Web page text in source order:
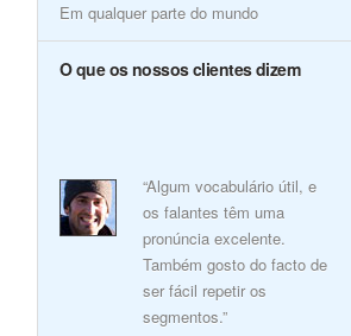
Em qualquer parte do mundo
O que os nossos clientes dizem
“Algum vocabulário útil, e
os falantes têm uma
pronúncia excelente.
Também gosto do facto de
ser fácil repetir os
segmentos.”